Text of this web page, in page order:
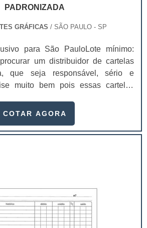
PADRONIZADA
GRÁFICAS / SÃO PAULO - SP
para São PauloLote mínimo:
um distribuidor de cartelas
que seja responsável, sério e
muito bem pois essas cartelas
empresas sérias para adquirir esse
clientes características pontuais
COTAR AGORA